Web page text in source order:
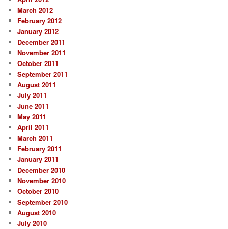
March 2012
February 2012
January 2012
December 2011
November 2011
October 2011
September 2011
August 2011
July 2011
June 2011
May 2011
April 2011
March 2011
February 2011
January 2011
December 2010
November 2010
October 2010
September 2010
August 2010
July 2010